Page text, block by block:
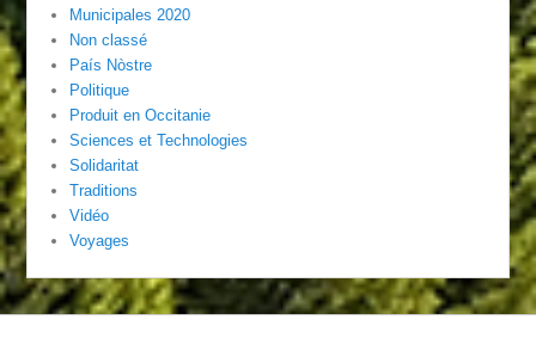
Municipales 2020
Non classé
País Nòstre
Politique
Produit en Occitanie
Sciences et Technologies
Solidaritat
Traditions
Vidéo
Voyages